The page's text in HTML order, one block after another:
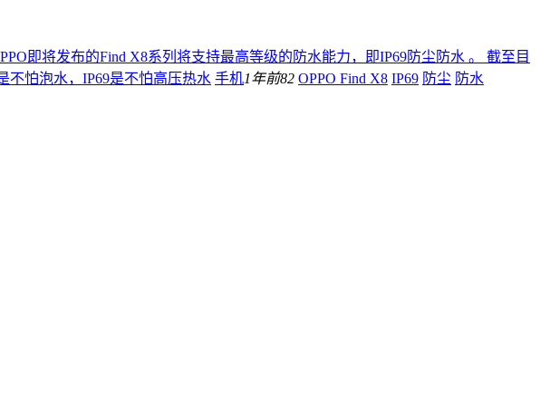
即将发布的Find X8系列将支持最高等级的防水能力，即IP69防尘防水 。 截至目
不怕泡水，IP69是不怕高压热水 手机1年前82 OPPO Find X8 IP69 防尘 防水